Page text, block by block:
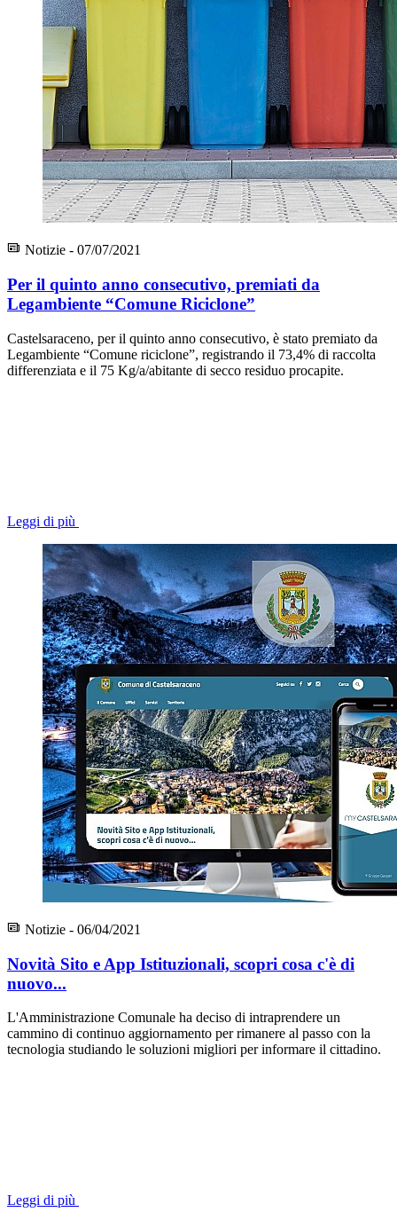
Notizie - 07/07/2021
Per il quinto anno consecutivo, premiati da
Legambiente “Comune Riciclone”
Castelsaraceno, per il quinto anno consecutivo, è stato premiato da
Legambiente “Comune riciclone”, registrando il 73,4% di raccolta
differenziata e il 75 Kg/a/abitante di secco residuo procapite.
Leggi di più
Notizie - 06/04/2021
Novità Sito e App Istituzionali, scopri cosa c'è di
nuovo...
L'Amministrazione Comunale ha deciso di intraprendere un
cammino di continuo aggiornamento per rimanere al passo con la
tecnologia studiando le soluzioni migliori per informare il cittadino.
Leggi di più